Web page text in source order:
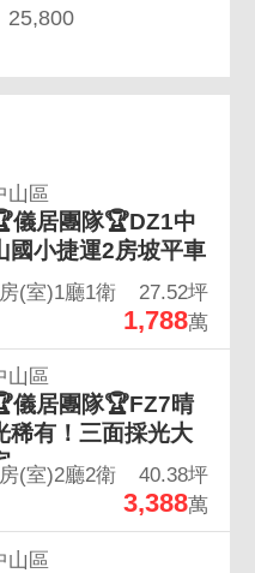
25,800
山區
儀居團隊🏆DZ1中
國小捷運2房坡平車
(室)1廳1衛 27.52坪
1,788萬
山區
儀居團隊🏆FZ7晴
稀有！三面採光大
(室)2廳2衛 40.38坪
3,388萬
山區